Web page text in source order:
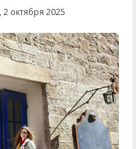
2 октября 2025